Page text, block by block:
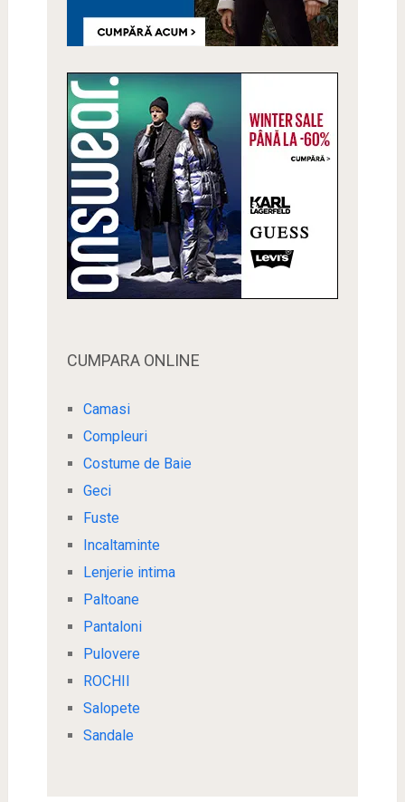
CUMPARA ONLINE
Camasi
Compleuri
Costume de Baie
Geci
Fuste
Incaltaminte
Lenjerie intima
Paltoane
Pantaloni
Pulovere
ROCHII
Salopete
Sandale